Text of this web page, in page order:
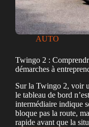
AUTO
Twingo 2 :
démarches à
Sur la Twingo 2, voir
le tableau de bord
intermédiaire indique
bloque pas la route,
rapide avant que la